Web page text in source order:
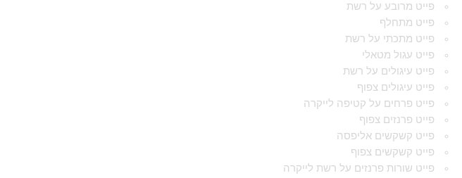
פייט מרובע על רשת
פייט מתחלף
פייט מתכתי על רשת
פייט עגול מטאלי
פייט עיגולים על רשת
פייט עיגולים צפוף
פייט פרחים על קטיפה לייקרה
פייט פרנזים צפוף
פייט קשקשים אליפסה
פייט קשקשים צפוף
פייט שורות פרנזים על רשת לייקרה